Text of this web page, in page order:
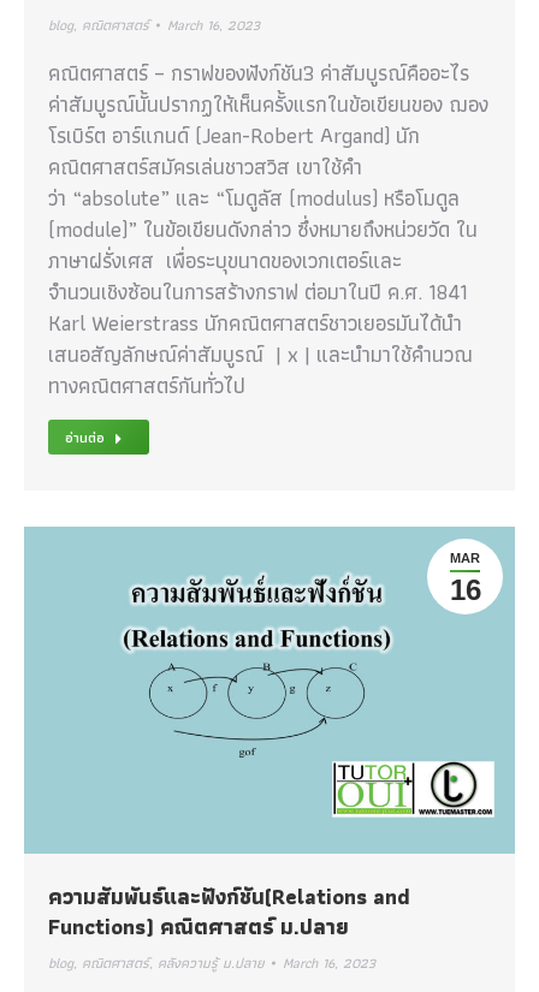
blog, คณิตศาสตร์ March 16, 2023
คณิตศาสตร์ – กราฟของฟังก์ชัน3 ค่าสัมบูรณ์คืออะไร
ค่าสัมบูรณ์นั้นปรากฏให้เห็นครั้งแรกในข้อเขียนของ ฌอง
โรเบิร์ต อาร์แกนด์ (Jean-Robert Argand) นัก
คณิตศาสตร์สมัครเล่นชาวสวิส เขาใช้คำ
ว่า “absolute” และ “โมดูลัส (modulus) หรือโมดูล
(module)” ในข้อเขียนดังกล่าว ซึ่งหมายถึงหน่วยวัด ใน
ภาษาฝรั่งเศส เพื่อระบุขนาดของเวกเตอร์และ
จำนวนเชิงซ้อนในการสร้างกราฟ ต่อมาในปี ค.ศ. 1841
Karl Weierstrass นักคณิตศาสตร์ชาวเยอรมันได้นำ
เสนอสัญลักษณ์ค่าสัมบูรณ์ | x | และนำมาใช้คำนวณ
ทางคณิตศาสตร์กันทั่วไป
อ่านต่อ
MAR
16
ความสัมพันธ์และฟังก์ชัน(Relations and
Functions) คณิตศาสตร์ ม.ปลาย
blog, คณิตศาสตร์, คลังความรู้ ม.ปลาย March 16, 2023